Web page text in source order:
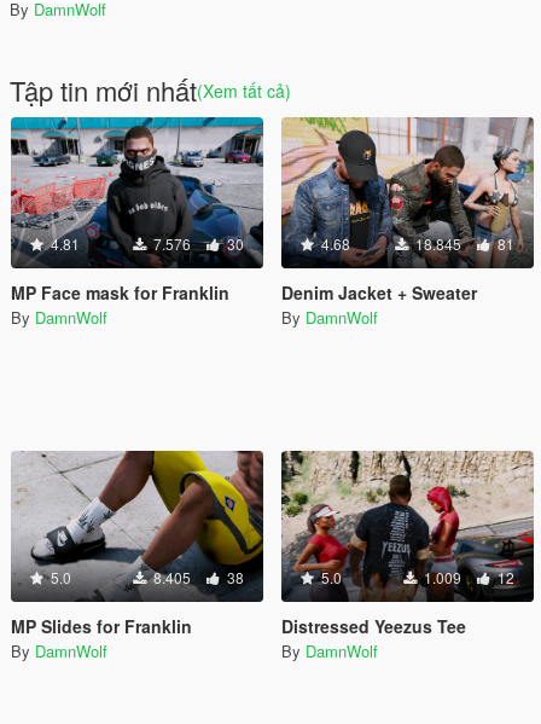
By DamnWolf
Tập tin mới nhất(Xem tất cả)
4.81 7.576 30
MP Face mask for Franklin
By DamnWolf
4.68 18.845 81
Denim Jacket + Sweater
By DamnWolf
5.0 8.405 38
MP Slides for Franklin
By DamnWolf
5.0 1.009 12
Distressed Yeezus Tee
By DamnWolf